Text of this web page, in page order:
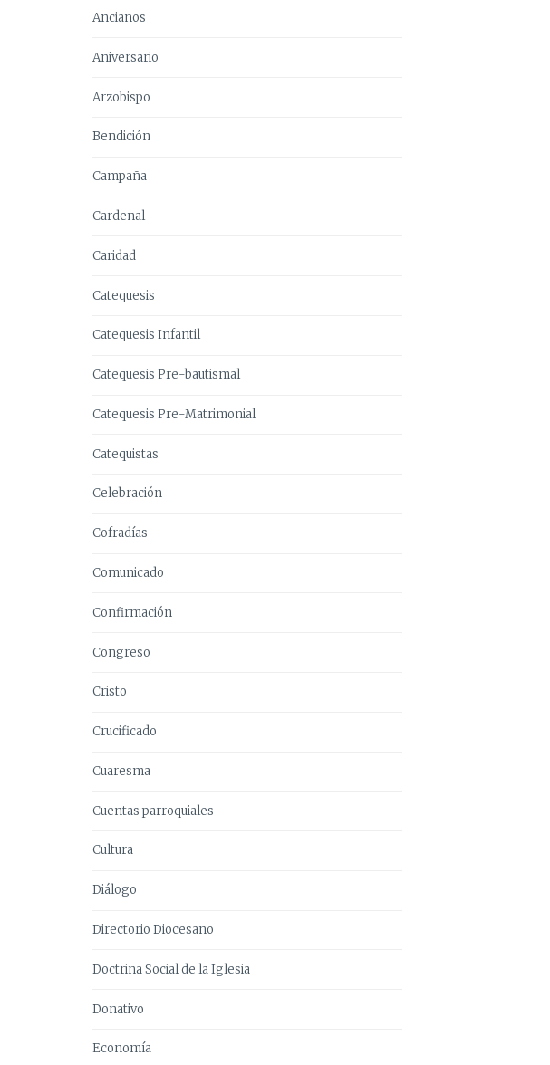
Ancianos
Aniversario
Arzobispo
Bendición
Campaña
Cardenal
Caridad
Catequesis
Catequesis Infantil
Catequesis Pre-bautismal
Catequesis Pre-Matrimonial
Catequistas
Celebración
Cofradías
Comunicado
Confirmación
Congreso
Cristo
Crucificado
Cuaresma
Cuentas parroquiales
Cultura
Diálogo
Directorio Diocesano
Doctrina Social de la Iglesia
Donativo
Economía